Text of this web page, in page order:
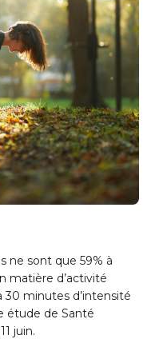
ne sont que 59% à
matière d’activité
30 minutes d’intensité
étude de Santé
juin.